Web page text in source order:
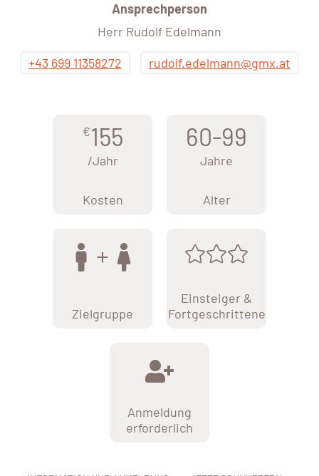
Ansprechperson
Herr Rudolf Edelmann
+43 699 11358272
rudolf.edelmann@gmx.at
€155
/Jahr
Kosten
60-99
Jahre
Alter
Zielgruppe
Einsteiger &
Fortgeschrittene
Anmeldung
erforderlich